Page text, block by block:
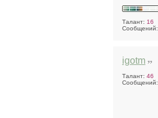
Талант: 16
Сообщений:
igotm
Талант: 46
Сообщений: